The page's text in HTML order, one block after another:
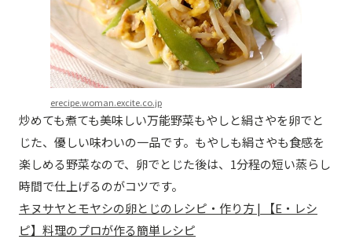
erecipe.woman.excite.co.jp
炒めても煮ても美味しい万能野菜もやしと絹さやを卵でと
じた、優しい味わいの一品です。もやしも絹さやも食感を
楽しめる野菜なので、卵でとじた後は、1分程の短い蒸らし
時間で仕上げるのがコツです。
キヌサヤとモヤシの卵とじのレシピ・作り方 | 【E・レシ
ピ】料理のプロが作る簡単レシピ